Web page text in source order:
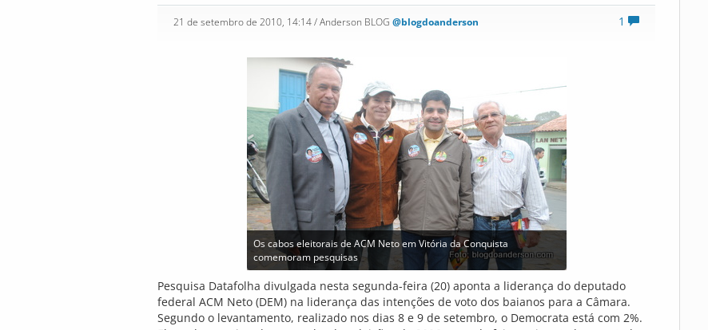
1
21 de setembro de 2010, 14:14/ Anderson BLOG @blogdoanderson
Os cabos eleitorais de ACM Neto em Vitória da Conquista
comemoram pesquisas
Pesquisa Datafolha divulgada nesta segunda-feira (20) aponta a liderança do deputado
federal ACM Neto (DEM) na liderança das intenções de voto dos baianos para a Câmara.
Segundo o levantamento, realizado nos dias 8 e 9 de setembro, o Democrata está com 2%.